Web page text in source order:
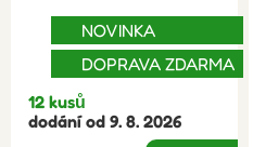
NOVINKA
DOPRAVA ZDARMA
12 kusů
dodání od 9. 8. 2026